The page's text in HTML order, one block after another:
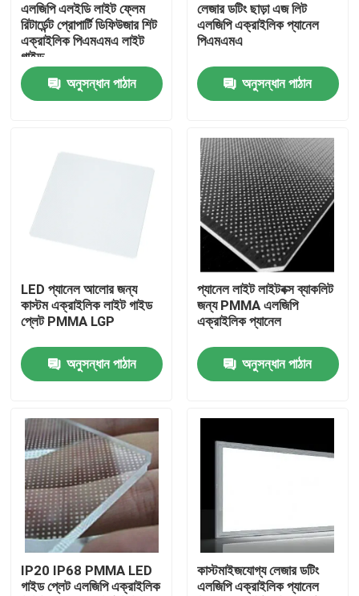
আমাদের সম্পর্কে
কারখানা ভ্রমণ
মান নিয়ন্ত্রণ
আমাদের সাথে যোগাযোগ করুন
খবর
উদ্ধৃতির জন্য আবেদন
LED নিয়ন স্ট্রিপ লাইট
এলজিপি এলইডি লাইট ফ্লেম
রিটার্ডেন্ট প্রোপার্টি ডিফিউজার শিট
এক্রাইলিক পিএমএমএ লাইট
গাইড
অনুসন্ধান পাঠান
লেজার ডটিং ছাড়া এজ লিট
এলজিপি এক্রাইলিক প্যানেল
পিএমএমএ
অনুসন্ধান পাঠান
LED প্যানেল আলোর জন্য
কাস্টম এক্রাইলিক লাইট গাইড
প্লেট PMMA LGP
অনুসন্ধান পাঠান
প্যানেল লাইট লাইটবক্স ব্যাকলিট
জন্য PMMA এলজিপি
এক্রাইলিক প্যানেল
অনুসন্ধান পাঠান
IP20 IP68 PMMA LED
গাইড প্লেট এলজিপি এক্রাইলিক
কাস্টমাইজযোগ্য লেজার ডটিং
এলজিপি এক্রাইলিক প্যানেল